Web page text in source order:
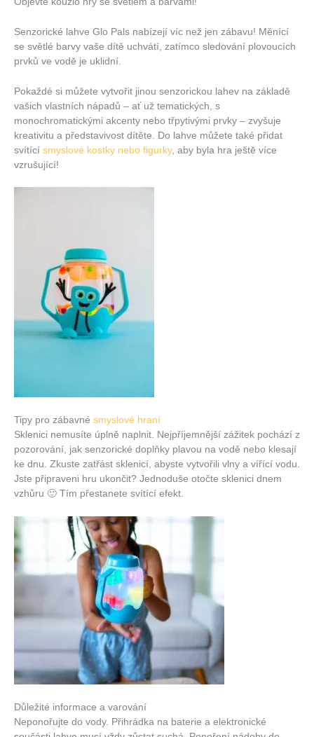
Senzorické lahve Glo Pals nabízejí víc než jen zábavu! Měnící
se světlé barvy vaše dítě uchvátí, zatímco sledování plovoucích
prvků ve vodě je uklidní.
Pokaždé si můžete vytvořit jinou senzorickou lahev na základě
vašich vlastních nápadů – ať už tematických, s
monochromatickými akcenty nebo třpytivými prvky – zvyšuje
kreativitu a představivost dítěte. Do lahve můžete také přidat
svítící smyslové kostky nebo figurky, aby byla hra ještě více
vzrušující!
Tipy pro zábavné smyslové hraní
Sklenici nemusíte úplně naplnit. Nejpříjemnější zážitek pochází z
pozorování, jak senzorické doplňky plavou na vodě nebo klesají
ke dnu. Zkuste zatřást sklenicí, abyste vytvořili vlny a vířící vodu.
Jste připraveni hru ukončit? Jednoduše otočte sklenici dnem
vzhůru 🙂 Tím přestanete svítící efekt.
Důležité informace a varování
Neponořujte do vody. Přihrádka na baterie a elektronické